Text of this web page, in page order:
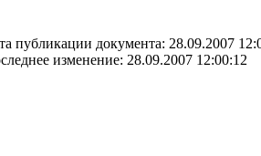
публикации документа: 28.09.2007
изменение: 28.09.2007 12:00:12